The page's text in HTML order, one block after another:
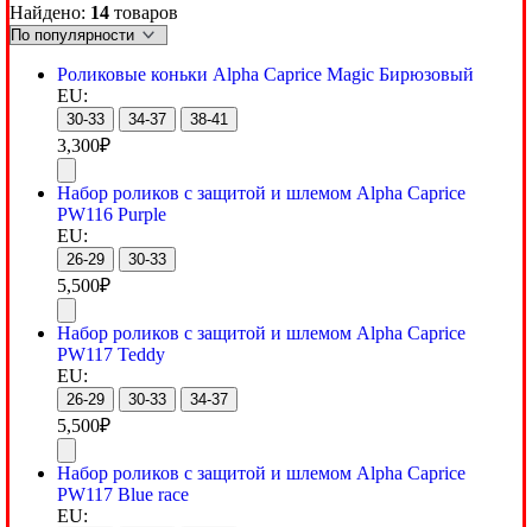
Найдено: 14 товаров
Роликовые коньки Alpha Caprice Magic Бирюзовый
EU:
30-33 34-37 38-41
3,300₽
Набор роликов с защитой и шлемом Alpha Caprice
PW116 Purple
EU:
26-29 30-33
5,500₽
Набор роликов с защитой и шлемом Alpha Caprice
PW117 Teddy
EU:
26-29 30-33 34-37
5,500₽
Набор роликов с защитой и шлемом Alpha Caprice
PW117 Blue race
EU: